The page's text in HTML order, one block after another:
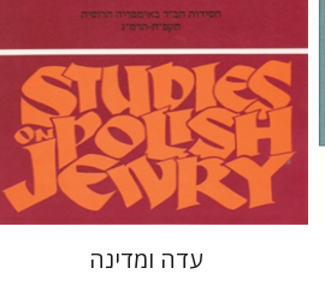
עדה ומדינה